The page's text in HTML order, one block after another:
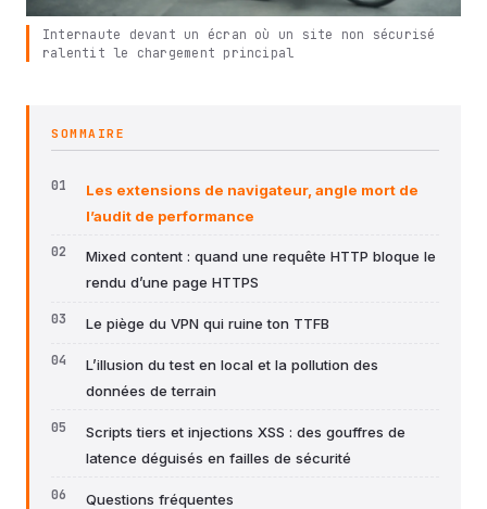
Internaute devant un écran où un site non sécurisé
ralentit le chargement principal
SOMMAIRE
Les extensions de navigateur, angle mort de
l’audit de performance
Mixed content : quand une requête HTTP bloque le
rendu d’une page HTTPS
Le piège du VPN qui ruine ton TTFB
L’illusion du test en local et la pollution des
données de terrain
Scripts tiers et injections XSS : des gouffres de
latence déguisés en failles de sécurité
Questions fréquentes